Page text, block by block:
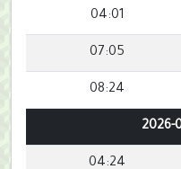
04:01
07:05
08:24
04:24